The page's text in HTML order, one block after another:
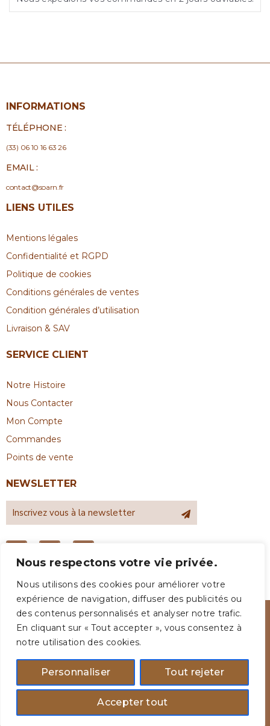
Nous respectons votre vie privée.
Nous utilisons des cookies pour améliorer votre
expérience de navigation, diffuser des publicités ou
des contenus personnalisés et analyser notre trafic.
En cliquant sur « Tout accepter », vous consentez à
notre utilisation des cookies.
Personnaliser Tout rejeter
Accepter tout
INFORMATIONS
TÉLÉPHONE :
(33) 06 10 16 63 26
EMAIL :
contact@soarn.fr
LIENS UTILES
Mentions légales
Confidentialité et RGPD
Politique de cookies
Conditions générales de ventes
Condition générales d’utilisation
Livraison & SAV
SERVICE CLIENT
Notre Histoire
Nous Contacter
Mon Compte
Commandes
Points de vente
NEWSLETTER
naturelles pour cheveux et corps. Tous droits